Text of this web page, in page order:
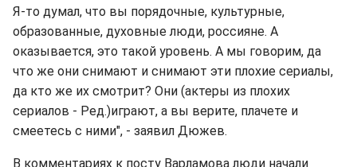
Я-то думал, что вы порядочные, культурные,
образованные, духовные люди, россияне. А
оказывается, это такой уровень. А мы говорим, да
что же они снимают и снимают эти плохие сериалы,
да кто же их смотрит? Они (актеры из плохих
сериалов - Ред.)играют, а вы верите, плачете и
смеетесь с ними", - заявил Дюжев.
В комментариях к посту Варламова люди начали